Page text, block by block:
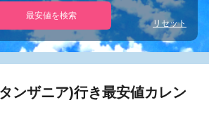
最安値を検索
リセット
ンザニア)行き最安値カレン